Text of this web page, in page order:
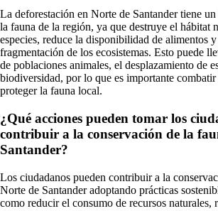
La deforestación en Norte de Santander tiene
la fauna de la región, ya que destruye el hábitat
especies, reduce la disponibilidad de alimentos
fragmentación de los ecosistemas. Esto puede
de poblaciones animales, el desplazamiento de
biodiversidad, por lo que es importante
proteger la fauna local.
¿Qué acciones pueden tomar los
contribuir a la conservación de la
Santander?
Los ciudadanos pueden contribuir a la
Norte de Santander adoptando prácticas
como reducir el consumo de recursos naturales,